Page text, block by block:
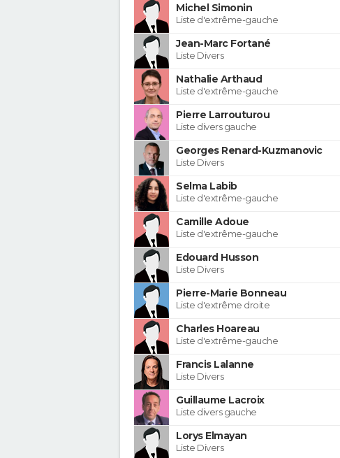
Michel Simonin
Liste d'extrême-gauche
Jean-Marc Fortané
Liste Divers
Nathalie Arthaud
Liste d'extrême-gauche
Pierre Larrouturou
Liste divers gauche
Georges Renard-Kuzmanovic
Liste Divers
Selma Labib
Liste d'extrême-gauche
Camille Adoue
Liste d'extrême-gauche
Edouard Husson
Liste Divers
Pierre-Marie Bonneau
Liste d'extrême droite
Charles Hoareau
Liste d'extrême-gauche
Francis Lalanne
Liste Divers
Guillaume Lacroix
Liste divers gauche
Lorys Elmayan
Liste Divers